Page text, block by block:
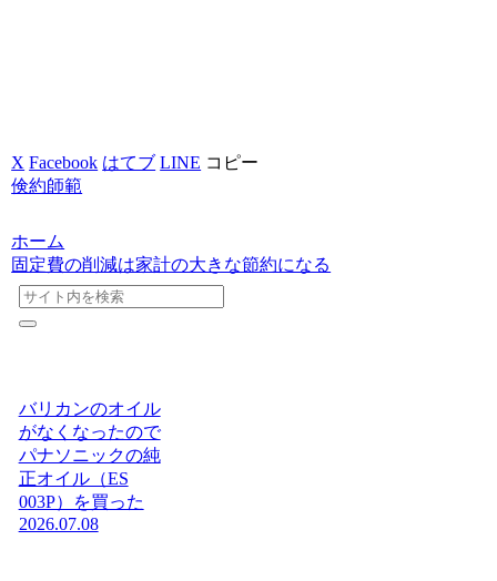
X Facebook はてブ LINE コピー
倹約師範
ホーム
固定費の削減は家計の大きな節約になる
バリカンのオイル
がなくなったので
パナソニックの純
正オイル（ES
003P）を買った
2026.07.08